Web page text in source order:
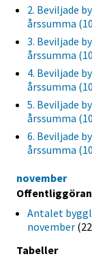
2. Beviljade
årssumma
3. Beviljade
årssumma
4. Beviljade
årssumma
5. Beviljade
årssumma
6. Beviljade
årssumma
november
Antalet
november
Tabeller